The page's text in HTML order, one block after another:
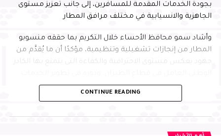
بجودة الخدمات المقدمة للمسافرين، إلى جانب تعزيز مستوى
الجاهزية والانسيابية في مختلف مرافق المطار
وأشاد سمو محافظ الأحساء خلال التكريم بما حققه منسوبو
المطار من إنجازات تشغيلية وتنظيمية، مؤكدًا أن ما يُقدَّم من
جهود يعكس مستوى الاحترافية والكفاءة التي يتمتع بها الكادر
وتحسين تجربة المسافر، بما يواكب مستهدفات رؤية المملكة
وأكد سموّه أن هذا التكريم يأتي في إطار الدعم المستمر من
القيادة الرشيدة -حفظها الله- لتحفيز الكفاءات الوطنية في
CONTINUE READING